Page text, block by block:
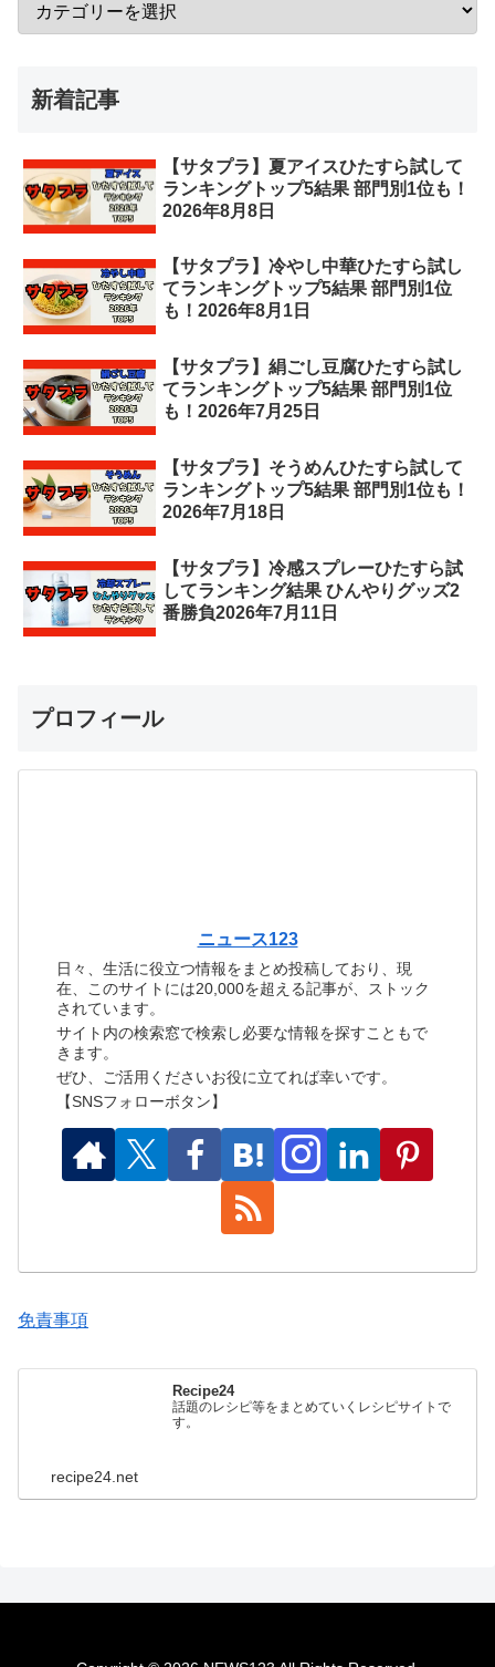
新着記事
【サタプラ】夏アイスひたすら試して
ランキングトップ5結果 部門別1位も！
2026年8月8日
【サタプラ】冷やし中華ひたすら試し
てランキングトップ5結果 部門別1位
も！2026年8月1日
【サタプラ】絹ごし豆腐ひたすら試し
てランキングトップ5結果 部門別1位
も！2026年7月25日
【サタプラ】そうめんひたすら試して
ランキングトップ5結果 部門別1位も！
2026年7月18日
【サタプラ】冷感スプレーひたすら試
してランキング結果 ひんやりグッズ2
番勝負2026年7月11日
プロフィール
ニュース123
日々、生活に役立つ情報をまとめ投稿しており、現
在、このサイトには20,000を超える記事が、ストック
されています。
サイト内の検索窓で検索し必要な情報を探すこともで
きます。
ぜひ、ご活用くださいお役に立てれば幸いです。
【SNSフォローボタン】
免責事項
Recipe24
話題のレシピ等をまとめていくレシピサイトで
す。
recipe24.net